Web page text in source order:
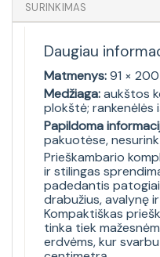
SURINKIMAS
Daugiau
Matmenys:91 ×
Medžiaga:aukštos
plokštė; rankenėlės
Papildoma
pakuotėse,
Prieškambario
ir stilingas
padedantis
drabužius, avalynę
Kompaktiškas
tinka tiek
erdvėms, kur